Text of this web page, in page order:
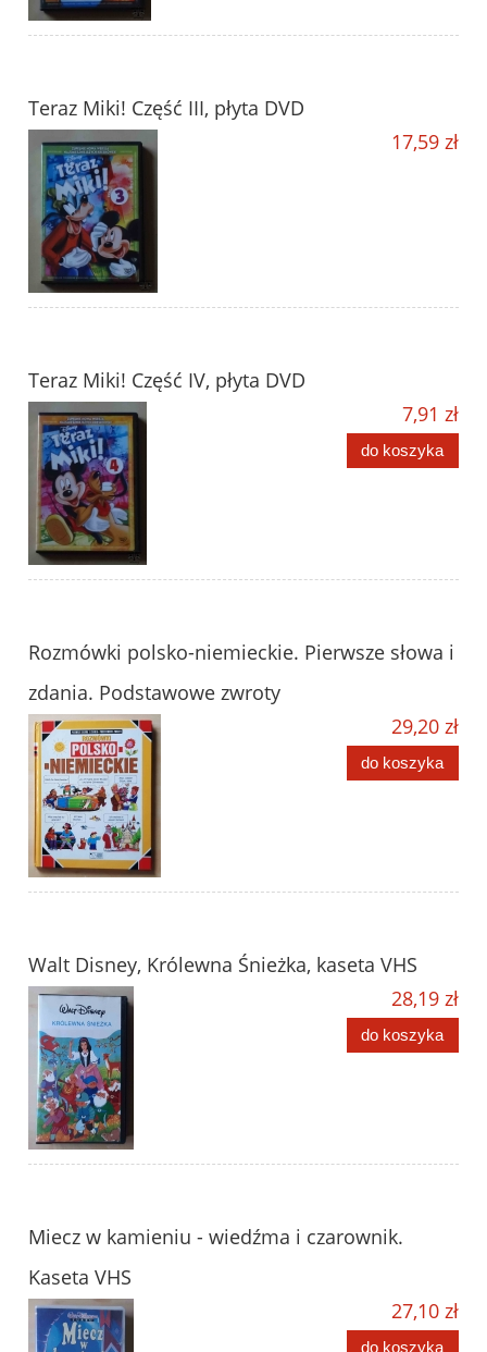
Teraz Miki! Część III, płyta DVD
17,59 zł
Teraz Miki! Część IV, płyta DVD
7,91 zł
do koszyka
Rozmówki polsko-niemieckie. Pierwsze słowa i
zdania. Podstawowe zwroty
29,20 zł
do koszyka
Walt Disney, Królewna Śnieżka, kaseta VHS
28,19 zł
do koszyka
Miecz w kamieniu - wiedźma i czarownik.
Kaseta VHS
27,10 zł
do koszyka